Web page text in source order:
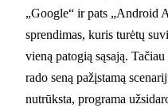
„Google“ ir pats „Android
sprendimas, kuris turėtų
vieną patogią sąsają.
rado seną pažįstamą
nutrūksta, programa